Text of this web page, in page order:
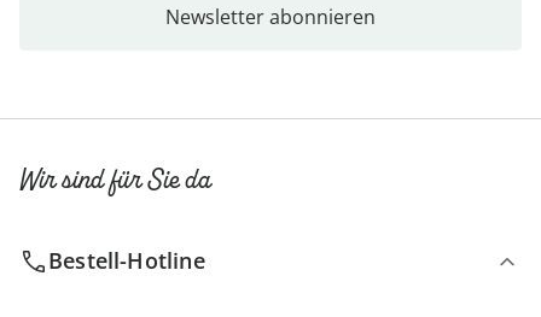
Newsletter abonnieren
Wir sind für Sie da
Bestell-Hotline